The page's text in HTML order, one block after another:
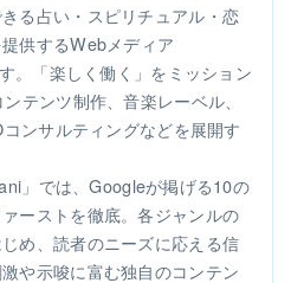
る占い・スピリチュアル・恋
供するWebメディア
。「楽しく働く」をミッション
テンツ制作、音楽レーベル、
ンサルティングなどを展開す
」では、Googleが掲げる10の
ーストを徹底。各ジャンルの
め、読者のニーズに応える信
や示唆に富む独自のコンテン